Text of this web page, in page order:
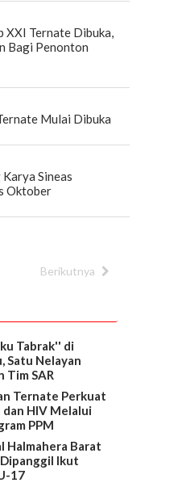
XXI Ternate Dibuka,
Bagi Penonton
Mulai Dibuka
Sineas
Oktober
Berikutnya
Tabrak'' di
Satu Nelayan
Tim SAR
Ternate Perkuat
dan HIV Melalui
PPM
Halmahera Barat
Dipanggil Ikut
17